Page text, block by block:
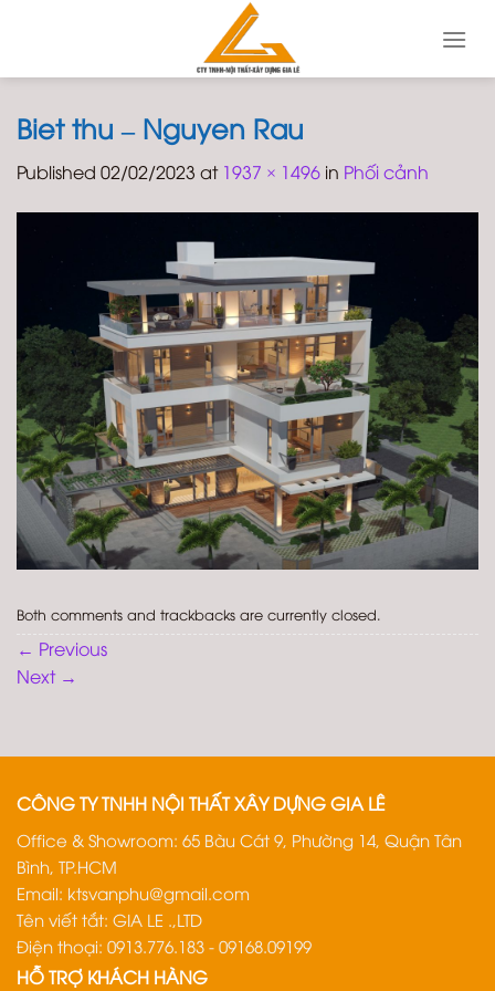
Biet thu – Nguyen Rau
Published 02/02/2023 at 1937 × 1496 in Phối cảnh
Both comments and trackbacks are currently closed.
← Previous
Next →
CÔNG TY TNHH NỘI THẤT XÂY DỰNG GIA LÊ
Office & Showroom: 65 Bàu Cát 9, Phường 14, Quận Tân
Bình, TP.HCM
Email: ktsvanphu@gmail.com
Tên viết tắt: GIA LE .,LTD
Điện thoại: 0913.776.183 - 09168.09199
HỖ TRỢ KHÁCH HÀNG